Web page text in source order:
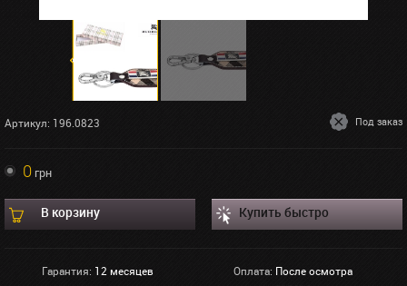
Артикул: 196.0823 Под заказ
0грн
В корзину Купить быстро
Гарантия: 12 месяцев Оплата: После осмотра